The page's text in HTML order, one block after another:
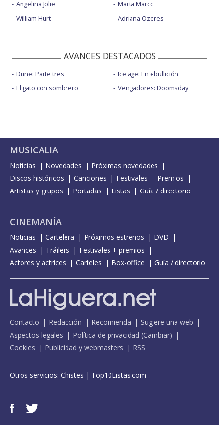
Angelina Jolie
William Hurt
Marta Marco
Adriana Ozores
AVANCES DESTACADOS
Dune: Parte tres
El gato con sombrero
Ice age: En ebullición
Vengadores: Doomsday
MUSICALIA
Noticias Novedades
Próximas novedades
Discos históricos
Canciones Festivales
Premios
Artistas y grupos
Portadas Listas Guía / directorio
CINEMANÍA
Noticias Cartelera Próximos estrenos
DVD
Avances
Tráilers
Festivales + premios
Actores y actrices
Carteles Box-office Guía / directorio
Contacto Redacción Recomienda
Sugiere una web
Aspectos legales
Política de privacidad (Cambiar)
Cookies
Publicidad y webmasters RSS
Otros servicios: Chistes | Top10Listas.com